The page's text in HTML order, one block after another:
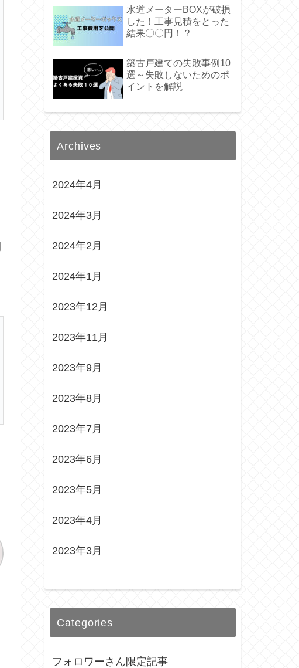
水道メーターBOXが破損
した！工事見積をとった
結果〇〇円！？
築古戸建ての失敗事例10
選～失敗しないためのポ
イントを解説
Archives
2024年4月
2024年3月
2024年2月
2024年1月
2023年12月
2023年11月
2023年9月
2023年8月
2023年7月
2023年6月
2023年5月
2023年4月
2023年3月
Categories
フォロワーさん限定記事